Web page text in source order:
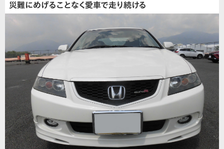
災難にめげることなく愛車で走り続ける